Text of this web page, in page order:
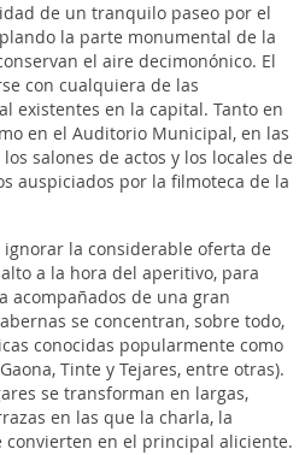
de un tranquilo paseo por el
la parte monumental de la
el aire decimonónico. El
con cualquiera de las
existentes en la capital. Tanto en
en el Auditorio Municipal, en las
salones de actos y los locales de
auspiciados por la filmoteca de la
la considerable oferta de
a la hora del aperitivo, para
acompañados de una gran
se concentran, sobre todo,
conocidas popularmente como
Tinte y Tejares, entre otras).
se transforman en largas,
en las que la charla, la
convierten en el principal aliciente.